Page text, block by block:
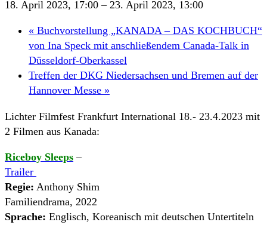
18. April 2023, 17:00 – 23. April 2023, 13:00
« Buchvorstellung „KANADA – DAS KOCHBUCH“
von Ina Speck mit anschließendem Canada-Talk in
Düsseldorf-Oberkassel
Treffen der DKG Niedersachsen und Bremen auf der
Hannover Messe »
Lichter Filmfest Frankfurt International 18.- 23.4.2023 mit
2 Filmen aus Kanada:
Riceboy Sleeps –
Trailer
Regie: Anthony Shim
Familiendrama, 2022
Sprache: Englisch, Koreanisch mit deutschen Untertiteln